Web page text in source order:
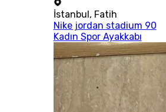
İstanbul, Fatih
Nike jordan stadium 90
Kadın Spor Ayakkabı